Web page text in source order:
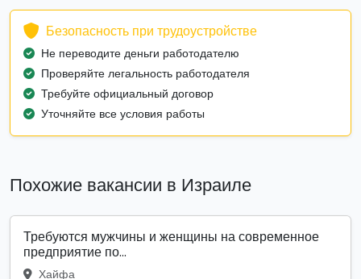
Безопасность при трудоустройстве
Не переводите деньги работодателю
Проверяйте легальность работодателя
Требуйте официальный договор
Уточняйте все условия работы
Похожие вакансии в Израиле
Требуются мужчины и женщины на современное
предприятие по...
Хайфа